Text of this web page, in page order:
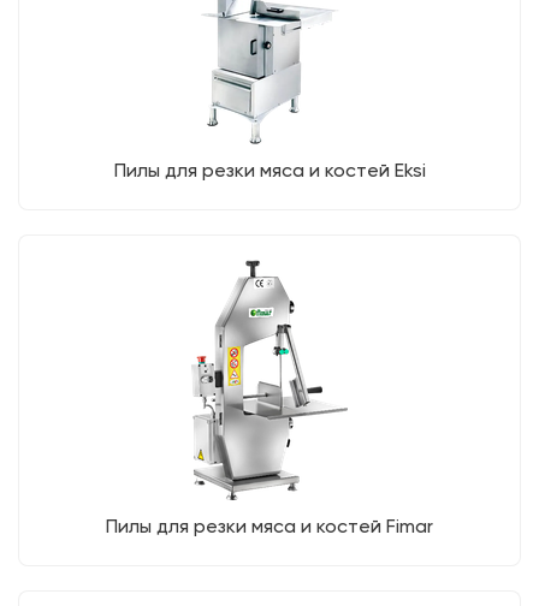
Пилы для резки мяса и костей Eksi
Пилы для резки мяса и костей Fimar